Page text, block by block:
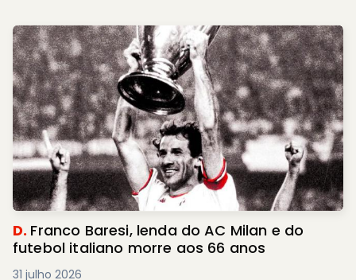
D. Franco Baresi, lenda do AC Milan e do
futebol italiano morre aos 66 anos
31 julho 2026